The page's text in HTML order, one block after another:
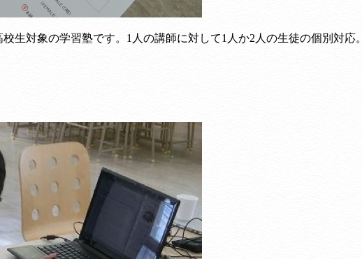
生対象の学習塾です。1人の講師に対して1人か2人の生徒の個別対応。